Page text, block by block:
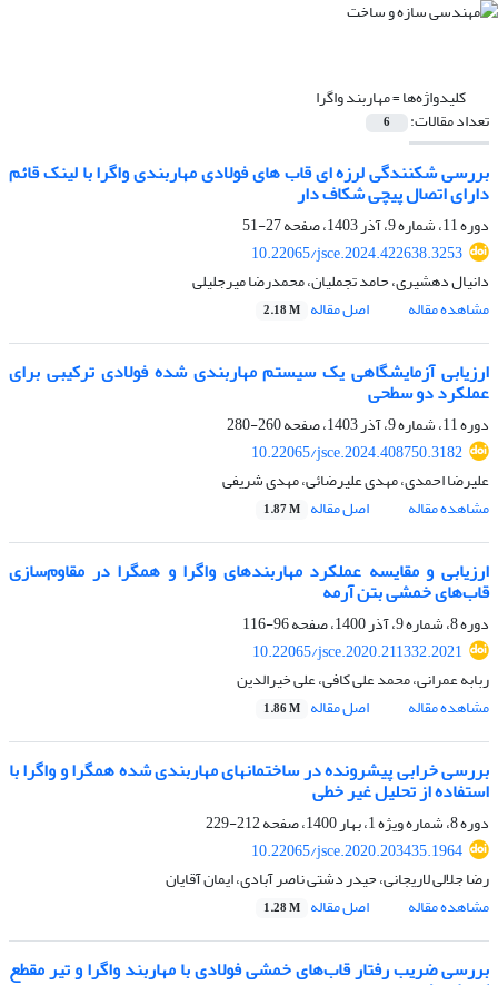
کلیدواژه‌ها =مهاربند واگرا
تعداد مقالات: 6
بررسی شکنندگی لرزه ای قاب های فولادی مهاربندی واگرا با لینک قائم
دارای اتصال پیچی شکاف دار
دوره 11، شماره 9، آذر 1403، صفحه
27-51
10.22065/jsce.2024.422638.3253
دانیال دهشیری، حامد تجملیان، محمدرضا میرجلیلی
مشاهده مقاله
اصل مقاله 2.18 M
ارزیابی آزمایشگاهی یک سیستم مهاربندی شده فولادی ترکیبی برای
عملکرد دو سطحی
دوره 11، شماره 9، آذر 1403، صفحه
260-280
10.22065/jsce.2024.408750.3182
علیرضا احمدی، مهدی علیرضائی، مهدی شریفی
مشاهده مقاله
اصل مقاله 1.87 M
ارزیابی و مقایسه عملکرد مهاربندهای واگرا و همگرا در مقاوم‌سازی
قاب‌های خمشی بتن آرمه
دوره 8، شماره 9، آذر 1400، صفحه
96-116
10.22065/jsce.2020.211332.2021
ربابه عمرانی، محمد علی کافی، علی خیرالدین
مشاهده مقاله
اصل مقاله 1.86 M
بررسی خرابی پیشرونده در ساختمانهای مهاربندی شده همگرا و واگرا با
استفاده از تحلیل غیر خطی
دوره 8، شماره ویژه 1، بهار 1400، صفحه
212-229
10.22065/jsce.2020.203435.1964
رضا جلالی لاریجانی، حیدر دشتی ناصر آبادی، ایمان آقایان
مشاهده مقاله
اصل مقاله 1.28 M
بررسی ضریب رفتار قاب‌های خمشی فولادی با مهاربند واگرا و تیر مقطع